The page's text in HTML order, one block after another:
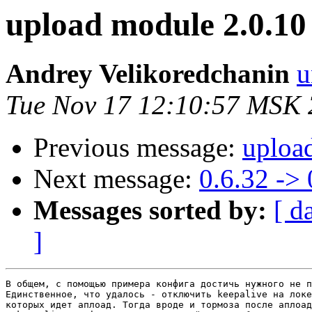
upload module 2.0.10
Andrey Velikoredchanin
Tue Nov 17 12:10:57 MSK
Previous message:
Next message: 0.6.32 ->
Messages sorted by: [
]
В общем, с помощью примера конфига достичь нужного не
Единственное, что удалось - отключить keepalive на
которых идет аплоад. Тогда вроде и тормоза после